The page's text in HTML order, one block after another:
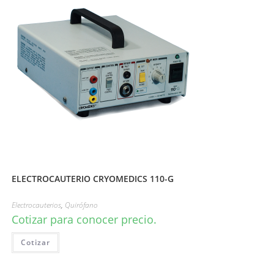
ELECTROCAUTERIO CRYOMEDICS 110-G
Electrocauterios, Quirófano
Cotizar para conocer precio.
Cotizar